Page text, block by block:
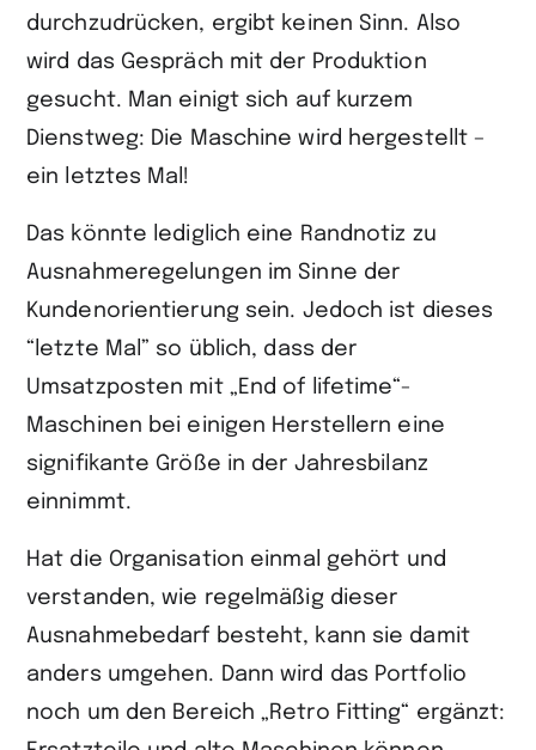
durchzudrücken, ergibt keinen Sinn. Also
wird das Gespräch mit der Produktion
gesucht. Man einigt sich auf kurzem
Dienstweg: Die Maschine wird hergestellt –
ein letztes Mal!
Das könnte lediglich eine Randnotiz zu
Ausnahmeregelungen im Sinne der
Kundenorientierung sein. Jedoch ist dieses
“letzte Mal” so üblich, dass der
Umsatzposten mit „End of lifetime“-
Maschinen bei einigen Herstellern eine
signifikante Größe in der Jahresbilanz
einnimmt.
Hat die Organisation einmal gehört und
verstanden, wie regelmäßig dieser
Ausnahmebedarf besteht, kann sie damit
anders umgehen. Dann wird das Portfolio
noch um den Bereich „Retro Fitting“ ergänzt: